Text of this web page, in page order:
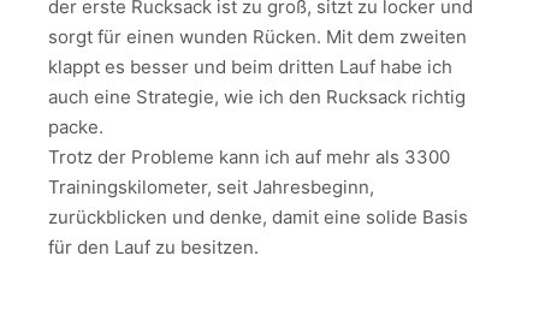
der erste Rucksack ist zu groß, sitzt zu locker und
sorgt für einen wunden Rücken. Mit dem zweiten
klappt es besser und beim dritten Lauf habe ich
auch eine Strategie, wie ich den Rucksack richtig
packe.
Trotz der Probleme kann ich auf mehr als 3300
Trainingskilometer, seit Jahresbeginn,
zurückblicken und denke, damit eine solide Basis
für den Lauf zu besitzen.